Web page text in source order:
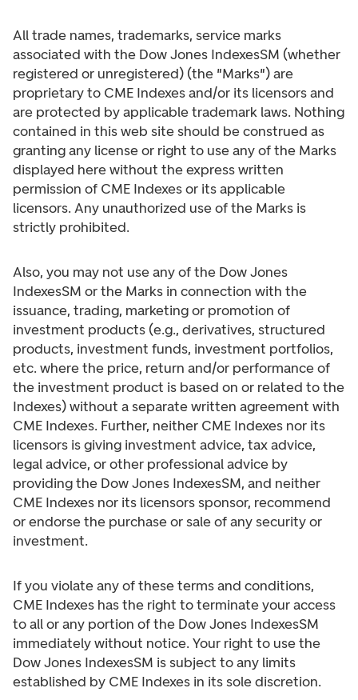
All trade names, trademarks, service marks
associated with the Dow Jones IndexesSM (whether
registered or unregistered) (the "Marks") are
proprietary to CME Indexes and/or its licensors and
are protected by applicable trademark laws. Nothing
contained in this web site should be construed as
granting any license or right to use any of the Marks
displayed here without the express written
permission of CME Indexes or its applicable
licensors. Any unauthorized use of the Marks is
strictly prohibited.
Also, you may not use any of the Dow Jones
IndexesSM or the Marks in connection with the
issuance, trading, marketing or promotion of
investment products (e.g., derivatives, structured
products, investment funds, investment portfolios,
etc. where the price, return and/or performance of
the investment product is based on or related to the
Indexes) without a separate written agreement with
CME Indexes. Further, neither CME Indexes nor its
licensors is giving investment advice, tax advice,
legal advice, or other professional advice by
providing the Dow Jones IndexesSM, and neither
CME Indexes nor its licensors sponsor, recommend
or endorse the purchase or sale of any security or
investment.
If you violate any of these terms and conditions,
CME Indexes has the right to terminate your access
to all or any portion of the Dow Jones IndexesSM
immediately without notice. Your right to use the
Dow Jones IndexesSM is subject to any limits
established by CME Indexes in its sole discretion.